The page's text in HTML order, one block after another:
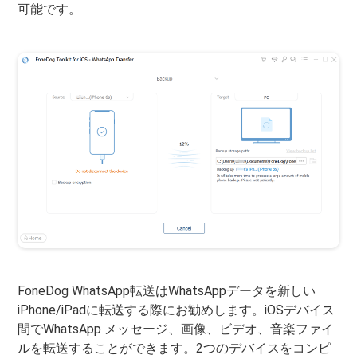
可能です。
FoneDog WhatsApp転送はWhatsAppデータを新しい
iPhone/iPadに転送する際にお勧めします。iOSデバイス
間でWhatsApp メッセージ、画像、ビデオ、音楽ファイ
ルを転送することができます。2つのデバイスをコンピ